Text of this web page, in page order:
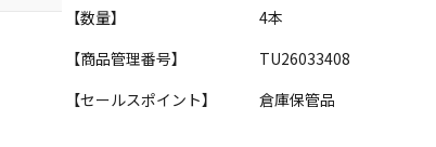
【数量】
4本
【商品管理番号】
TU26033408
【セールスポイント】
倉庫保管品